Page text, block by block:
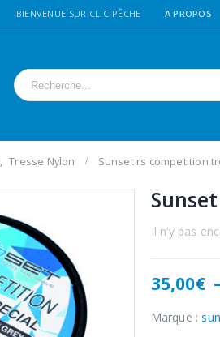
BIENVENUE SUR CLIC-PÊCHE A PROPOS
, Tresse Nylon Sunset rs competition
Il n’y pas
35,00€
Marque :